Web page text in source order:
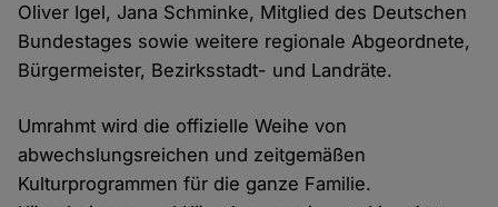
Oliver Igel, Jana Schminke, Mitglied des Deutschen
Bundestages sowie weitere regionale Abgeordnete,
Bürgermeister, Bezirksstadt- und Landräte.
Umrahmt wird die offizielle Weihe von
abwechslungsreichen und zeitgemäßen
Kulturprogrammen für die ganze Familie.